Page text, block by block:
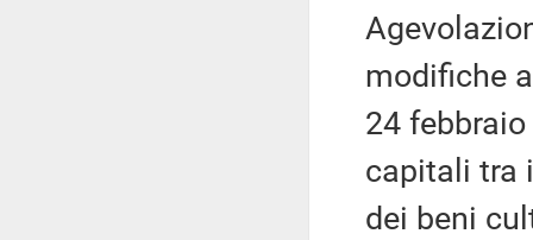
modifiche
24
capitali tra
dei beni